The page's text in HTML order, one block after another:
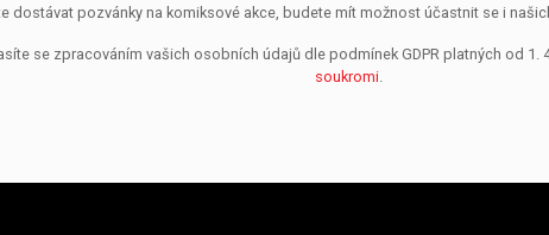
dostávat pozvánky na komiksové akce, budete mít možnost účastnit se i
se zpracováním vašich osobních údajů dle podmínek GDPR platných od 1.
soukromi.